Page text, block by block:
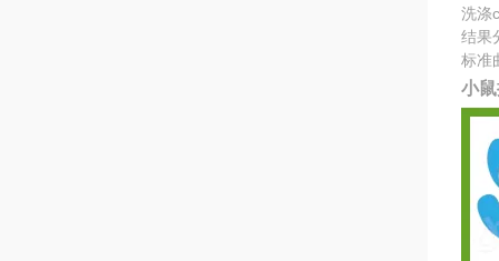
洗涤
结果
标准
小